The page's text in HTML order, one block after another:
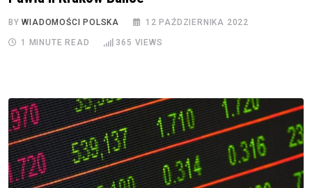
BYWIADOMOŚCI POLSKA 12 PAŹDZIERNIKA 2022
1 MINUTE READ 365 VIEWS